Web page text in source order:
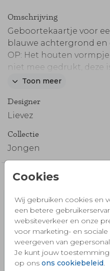
Cookies
Wij gebruiken cookies en
een betere
websiteverkeer en onze
voor marketing- en
weergeven van
Je kunt jouw
op ons ons cookiebeleid.
Omschrijving
Geboortekaartje voor
blauwe achtergrond en
OP: Het houten
niet mee gedrukt, deze
plek kun je straks zelf
voorbeeldsetje met alle
bestellen.
Toon meer
Designer
Lievez
Collectie
Jongen
Misschien vind je dit